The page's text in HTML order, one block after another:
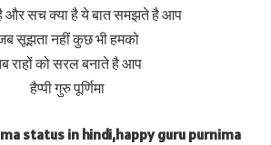
और सच क्या है ये बात समझते है आप
सूझता नहीं कुछ भी हमको
राहों को सरल बनाते है आप
हैप्पी गुरु पूर्णिमा
status in hindi,happy guru purnima